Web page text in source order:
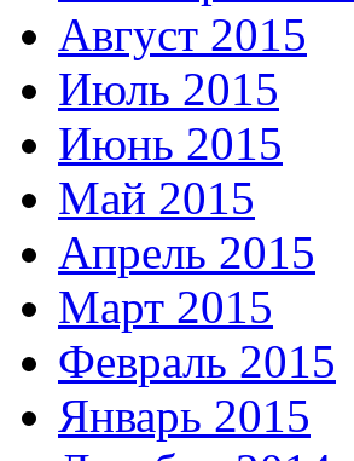
Август 2015
Июль 2015
Июнь 2015
Май 2015
Апрель 2015
Март 2015
Февраль 2015
Январь 2015